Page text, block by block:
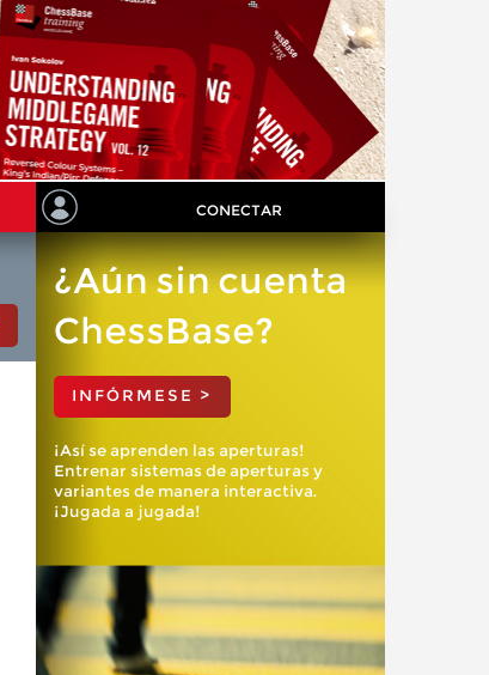
CONECTAR
¿Aún sin cuenta
ChessBase?
INFÓRMESE >
¡Así se aprenden las aperturas!
Entrenar sistemas de aperturas y
variantes de manera interactiva.
¡Jugada a jugada!